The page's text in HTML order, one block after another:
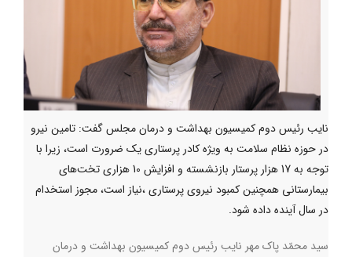
نایب رئیس دوم کمیسیون بهداشت و درمان مجلس گفت: تامین نیرو
در حوزه نظام سلامت به ویژه کادر پرستاری یک ضرورت است، زیرا با
توجه به 17 هزار پرستار بازنشسته و افزایش 10 هزاری تخت‌های
بیمارستانی همچنین کمبود نیروی پرستاری ،نیاز است، مجوز استخدام
در سال آینده داده شود.
سید محمّد پاک مهر نایب رئیس دوم کمیسیون بهداشت و درمان